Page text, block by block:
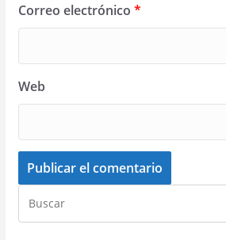
Correo electrónico *
Web